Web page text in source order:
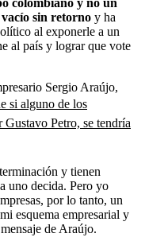
colombiano y no un
sin retorno y ha
al exponerle a un
al país y lograr que vote
Sergio Araújo,
si alguno de los
Petro, se tendría
y tienen
uno decida. Pero yo
por lo tanto, un
esquema empresarial y
de Araújo.